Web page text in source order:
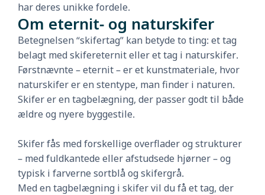
har deres unikke fordele.
Om eternit- og naturskifer
Betegnelsen “skifertag” kan betyde to ting: et tag
belagt med skifereternit eller et tag i naturskifer.
Førstnævnte – eternit – er et kunstmateriale, hvor
naturskifer er en stentype, man finder i naturen.
Skifer er en tagbelægning, der passer godt til både
ældre og nyere byggestile.
Skifer fås med forskellige overflader og strukturer
– med fuldkantede eller afstudsede hjørner – og
typisk i farverne sortblå og skifergrå.
Med en tagbelægning i skifer vil du få et tag, der